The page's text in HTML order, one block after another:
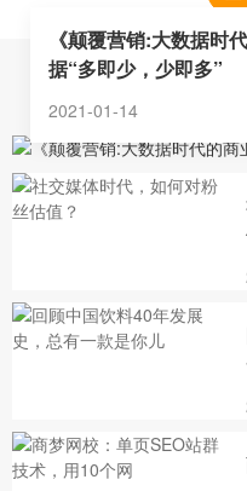
《颠覆营销:大数据时
据“多即少，少即多”
2021-01-14